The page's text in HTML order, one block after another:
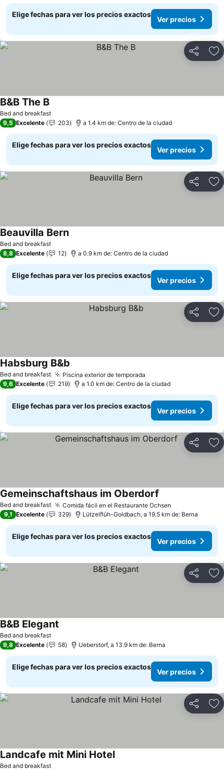
Elige fechas para ver los precios exactos
Ver precios
Compartir
Bed and breakfast
B&B The B
9,5 Excelente 203 a 1.4 km de: Centro de la ciudad
Elige fechas para ver los precios exactos
Ver precios
Compartir
Bed and breakfast
Beauvilla Bern
8,8 Excelente 12 a 0.9 km de: Centro de la ciudad
Elige fechas para ver los precios exactos
Ver precios
Compartir
Bed and breakfast Piscina exterior de temporada
Habsburg B&b
9,6 Excelente 219 a 1.0 km de: Centro de la ciudad
Elige fechas para ver los precios exactos
Ver precios
Compartir
Bed and breakfast Comida fácil en el Restaurante Ochsen
Gemeinschaftshaus im Oberdorf
9,1 Excelente 329 Lützelflüh-Goldbach, a 19.5 km de: Berna
Elige fechas para ver los precios exactos
Ver precios
Compartir
Bed and breakfast
B&B Elegant
9,8 Excelente 58 Ueberstorf, a 13.9 km de: Berna
Elige fechas para ver los precios exactos
Ver precios
Compartir
Bed and breakfast
Landcafe mit Mini Hotel